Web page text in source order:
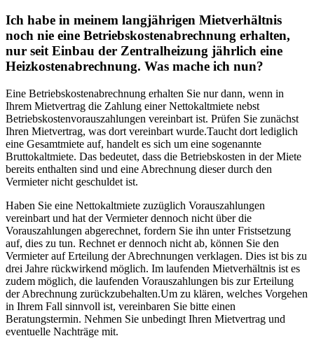
Ich habe in meinem langjährigen Mietverhältnis
noch nie eine Betriebskostenabrechnung erhalten,
nur seit Einbau der Zentralheizung jährlich eine
Heizkostenabrechnung. Was mache ich nun?
Eine Betriebskostenabrechnung erhalten Sie nur dann, wenn in
Ihrem Mietvertrag die Zahlung einer Nettokaltmiete nebst
Betriebskostenvorauszahlungen vereinbart ist. Prüfen Sie zunächst
Ihren Mietvertrag, was dort vereinbart wurde.Taucht dort lediglich
eine Gesamtmiete auf, handelt es sich um eine sogenannte
Bruttokaltmiete. Das bedeutet, dass die Betriebskosten in der Miete
bereits enthalten sind und eine Abrechnung dieser durch den
Vermieter nicht geschuldet ist.
Haben Sie eine Nettokaltmiete zuzüglich Vorauszahlungen
vereinbart und hat der Vermieter dennoch nicht über die
Vorauszahlungen abgerechnet, fordern Sie ihn unter Fristsetzung
auf, dies zu tun. Rechnet er dennoch nicht ab, können Sie den
Vermieter auf Erteilung der Abrechnungen verklagen. Dies ist bis zu
drei Jahre rückwirkend möglich. Im laufenden Mietverhältnis ist es
zudem möglich, die laufenden Vorauszahlungen bis zur Erteilung
der Abrechnung zurückzubehalten.Um zu klären, welches Vorgehen
in Ihrem Fall sinnvoll ist, vereinbaren Sie bitte einen
Beratungstermin. Nehmen Sie unbedingt Ihren Mietvertrag und
eventuelle Nachträge mit.